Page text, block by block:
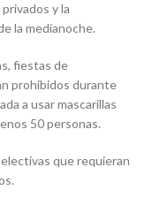
y la
la medianoche.
fiestas de
prohibidos durante
a usar mascarillas
50 personas.
que requieran